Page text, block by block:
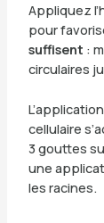
Appliquez
pour
suffisent :
circulaires
L’application
cellulaire
3 gouttes
une
les racines.